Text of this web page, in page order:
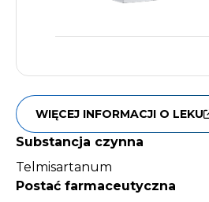
WIĘCEJ INFORMACJI O LEKU
Substancja czynna
Telmisartanum
Postać farmaceutyczna